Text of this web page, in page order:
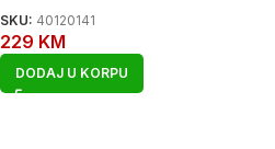
SKU: 40120141
229 KM
DODAJ U KORPU